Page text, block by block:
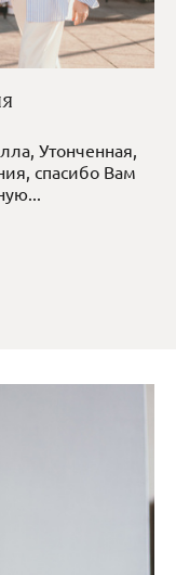
Утонченная,
спасибо Вам